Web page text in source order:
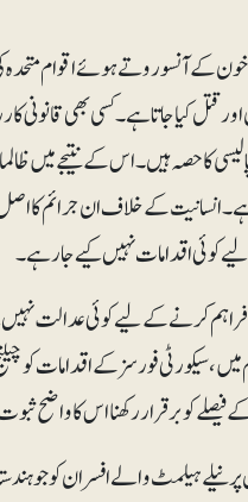
کے آنسو روتے ہوئے اقوام متحدہ
قتل کیا جاتا ہے۔ کسی بھی قانونی
پالیسی کا حصہ ہیں۔ اس کے نتیجے
ہے۔ انسانیت کے خلاف ان جرائم کا
کوئی اقدامات نہیں کیے جارہے۔
کرنے کے لیے کوئی عدالت نہیں
سیکورٹی فورسز کے اقدامات
کو برقرار رکھنا اس کا واضح